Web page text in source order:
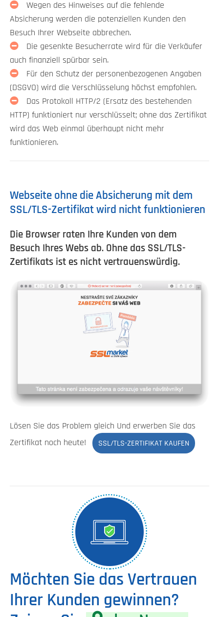
Wegen des Hinweises auf die fehlende
Absicherung werden die potenziellen Kunden den
Besuch Ihrer Webseite abbrechen.
Die gesenkte Besucherrate wird für die Verkäufer
auch finanziell spürbar sein.
Für den Schutz der personenbezogenen Angaben
(DSGVO) wird die Verschlüsselung höchst empfohlen.
Das Protokoll HTTP/2 (Ersatz des bestehenden
HTTP) funktioniert nur verschlüsselt; ohne das Zertifikat
wird das Web einmal überhaupt nicht mehr
funktionieren.
Webseite ohne die Absicherung mit dem
SSL/TLS-Zertifikat wird nicht funktionieren
Die Browser raten Ihre Kunden von dem
Besuch Ihres Webs ab. Ohne das SSL/TLS-
Zertifikats ist es nicht vertrauenswürdig.
Lösen Sie das Problem gleich Und erwerben Sie das
Zertifikat noch heute!
SSL/TLS-ZERTIFIKAT KAUFEN
Möchten Sie das Vertrauen
Ihrer Kunden gewinnen?